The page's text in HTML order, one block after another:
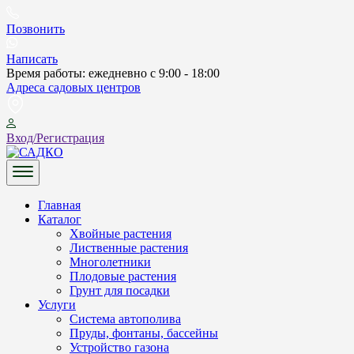
to
Позвонить
Написать
Время работы: ежедневно с 9:00 - 18:00
Адреса садовых центров
Вход/Регистрация
САДКО
Главная
Каталог
Хвойные растения
Лиственные растения
Многолетники
Плодовые растения
Грунт для посадки
Услуги
Система автополива
Пруды, фонтаны, бассейны
Устройство газона